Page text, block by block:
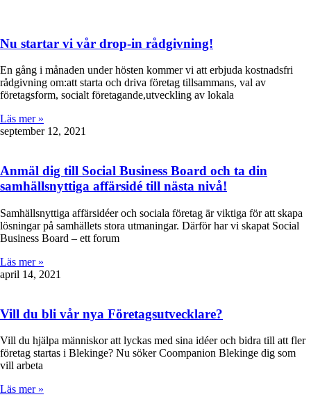
Nu startar vi vår drop-in rådgivning!
En gång i månaden under hösten kommer vi att erbjuda kostnadsfri
rådgivning om:att starta och driva företag tillsammans, val av
företagsform, socialt företagande,utveckling av lokala
Läs mer »
september 12, 2021
Anmäl dig till Social Business Board och ta din
samhällsnyttiga affärsidé till nästa nivå!
Samhällsnyttiga affärsidéer och sociala företag är viktiga för att skapa
lösningar på samhällets stora utmaningar. Därför har vi skapat Social
Business Board – ett forum
Läs mer »
april 14, 2021
Vill du bli vår nya Företagsutvecklare?
Vill du hjälpa människor att lyckas med sina idéer och bidra till att fler
företag startas i Blekinge? Nu söker Coompanion Blekinge dig som
vill arbeta
Läs mer »